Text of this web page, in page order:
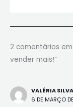
2 comentários
vender mais!”
VALÉRIA
6 DE MARÇO